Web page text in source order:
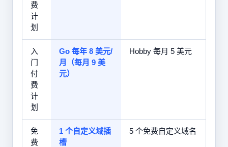
费
计
划
入
门
付
费
计
划
Go 每年 8 美元/
月（每月 9 美
元）
Hobby 每月 5 美元
免
费
1 个自定义域插
槽
5 个免费自定义域名